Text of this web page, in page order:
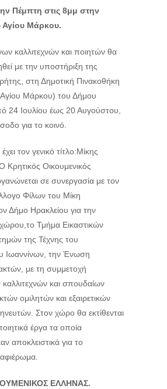
Πέμπτη στις 8μμ στην
Αγίου Μάρκου.
καλλιτεχνών και ποιητών θα
με την υποστήριξη της
στη Δημοτική Πινακοθήκη
Αγίου Μάρκου) του Δήμου
24 Ιουλίου έως 20 Αυγούστου,
για το κοινό.
τον γενικό τίτλο:Mίκης
Οικουμενικός
σε συνεργασία με τον
Φίλων του Μίκη
Δήμο Ηρακλείου για την
χώρου,το Τμήμα Εικαστικών
της Τέχνης του
Ιωαννίνων, την Ένωση
με τη συμμετοχή
καλλιτεχνών και σπουδαίων
ομιλητών και εξαιρετικών
Στον χώρο θα εκτίθενται
έργα τα οποία
αποκλειστικά για το
ΕΛΛΗΝΑΣ.